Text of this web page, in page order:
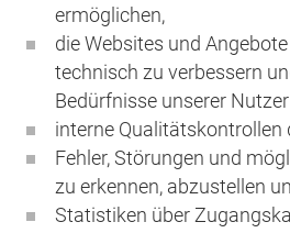
ermöglichen,
die Websites und
technisch zu verbessern
Bedürfnisse unserer
interne Qualitätskontrollen
Fehler, Störungen und
zu erkennen, abzustellen
Statistiken über